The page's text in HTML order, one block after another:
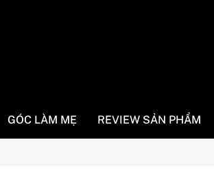
GÓC LÀM MẸ REVIEW SẢN PHẨM